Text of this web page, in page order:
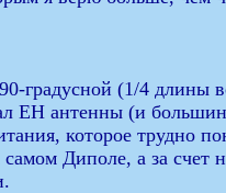
градусной (1/4 длины
ЕН антенны (и
которое трудно
Диполе, а за